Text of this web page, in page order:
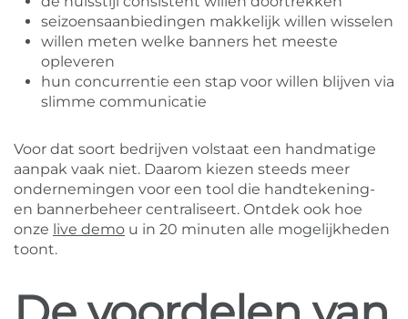
seizoensaanbiedingen makkelijk willen wisselen
willen meten welke banners het meeste
opleveren
hun concurrentie een stap voor willen blijven via
slimme communicatie
Voor dat soort bedrijven volstaat een handmatige
aanpak vaak niet. Daarom kiezen steeds meer
ondernemingen voor een tool die handtekening-
en bannerbeheer centraliseert. Ontdek ook hoe
onze live demo u in 20 minuten alle mogelijkheden
toont.